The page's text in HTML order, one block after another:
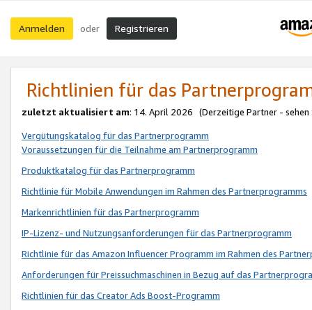
Anmelden oder Registrieren
Richtlinien für das
zuletzt aktualisiert am: 14. April 2026 (Derzeitige Partner - sehen
Vergütungskatalog für das Partnerprogramm
Voraussetzungen für die Teilnahme am Partnerprogramm
Produktkatalog für das Partnerprogramm
Richtlinie für Mobile Anwendungen im Rahmen des Partnerprogramms
Markenrichtlinien für das Partnerprogramm
IP-Lizenz- und Nutzungsanforderungen für das Partnerprogramm
Richtlinie für das Amazon Influencer Programm im Rahmen des
Anforderungen für Preissuchmaschinen in Bezug auf das
Richtlinien für das Creator Ads Boost-Programm